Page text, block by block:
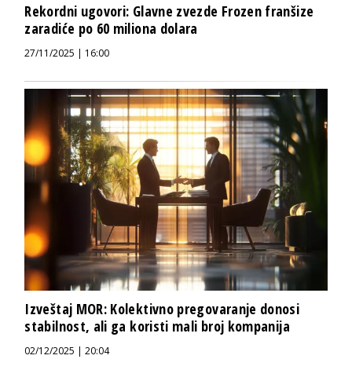
Rekordni ugovori: Glavne zvezde Frozen franšize
zaradiće po 60 miliona dolara
27/11/2025 | 16:00
Izveštaj MOR: Kolektivno pregovaranje donosi
stabilnost, ali ga koristi mali broj kompanija
02/12/2025 | 20:04